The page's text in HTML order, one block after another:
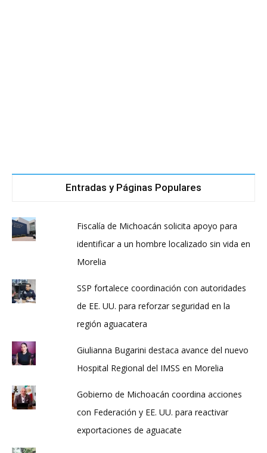
Entradas y Páginas Populares
Fiscalía de Michoacán solicita apoyo para
identificar a un hombre localizado sin vida en
Morelia
SSP fortalece coordinación con autoridades
de EE. UU. para reforzar seguridad en la
región aguacatera
Giulianna Bugarini destaca avance del nuevo
Hospital Regional del IMSS en Morelia
Gobierno de Michoacán coordina acciones
con Federación y EE. UU. para reactivar
exportaciones de aguacate